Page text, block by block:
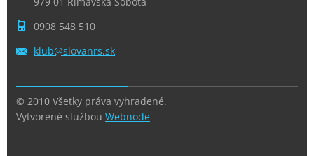
0908 548 510
klub@slovanrs.sk
© 2010 Všetky práva vyhradené.
Vytvorené službou Webnode